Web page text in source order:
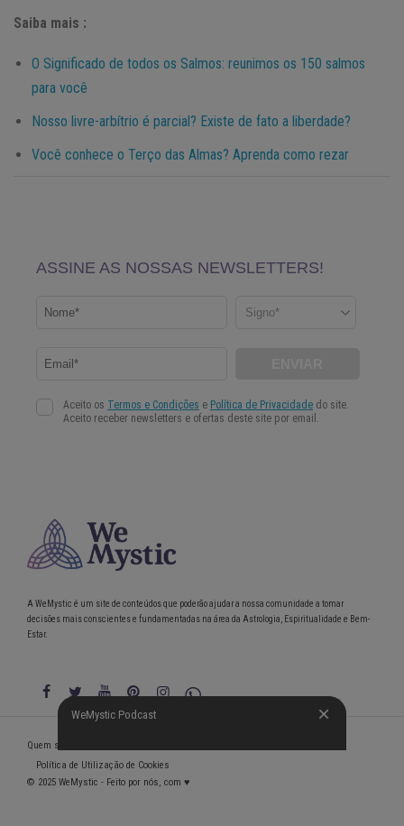
Saiba mais :
O Significado de todos os Salmos: reunimos os 150 salmos
para você
Nosso livre-arbítrio é parcial? Existe de fato a liberdade?
Você conhece o Terço das Almas? Aprenda como rezar
WeMystic Podcast
A WeMystic é um site de conteúdos que poderão ajudar a nossa comunidade a tomar
decisões mais conscientes e fundamentadas na área da Astrologia, Espiritualidade e Bem-
Estar.
WeMystic Podcast
Quem somos
Política de Utilização de Cookies
© 2025 WeMystic - Feito por nós, com ♥